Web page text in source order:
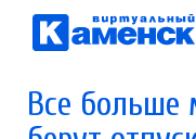
Все больше